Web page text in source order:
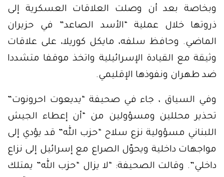
وبخاصة بعد أن وصلت العلاقات العسكرية إلى
ذروتها خلال عملية “الأسد الصاعد” في حزيران
الماضي. وحافظ سلفه، مايكل كوريلا، على علاقات
وثيقة مع القيادة الإسرائيلية واتخذ موقفا متشددا
ضد طهران ونفوذها الإقليمي.
وفي السياق ، جاء في صحيفة “يديعوت احرونوت”
تحذير محللين ومسؤولين من “أن إعطاء الجيش
اللبناني مسؤولية نزع سلاح “حزب الله” قد يؤدي إلى
مواجهات داخلية ويحوّل الصراع مع إسرائيل إلى نزاع
داخلي”. وقالت الصحيفة: “لا يزال “حزب الله” يمتلك